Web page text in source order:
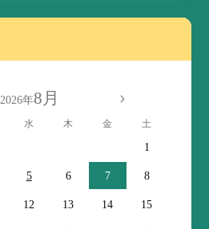
2026年8月
水 木 金 土
1
5 6 7 8
12 13 14 15